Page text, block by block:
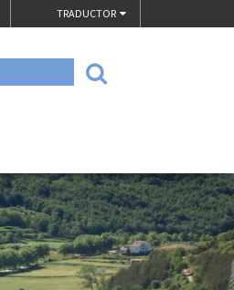
TRADUCTOR